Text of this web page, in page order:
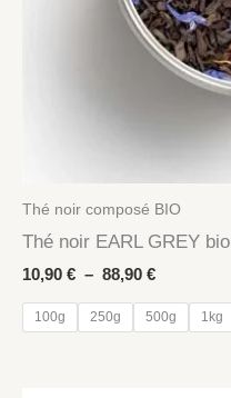
Thé noir composé BIO
Thé noir EARL GREY bio
10,90 € – 88,90 €Plage
prix :
10,90 €
100g 250g 500g 1kg